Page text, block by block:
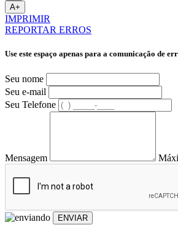
A+
IMPRIMIR
REPORTAR ERROS
Use este espaço apenas para a comunicação de
Seu nome
Seu e-mail
Seu Telefone
Mensagem
ENVIAR